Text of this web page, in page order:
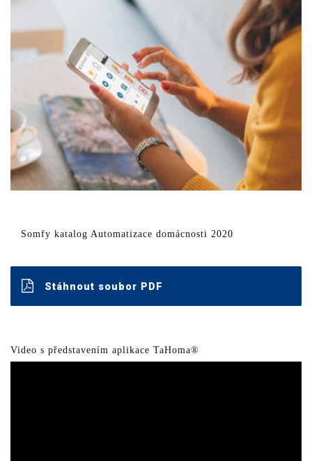
Somfy katalog Automatizace domácnosti 2020
Stáhnout soubor PDF
Video s představením aplikace TaHoma®